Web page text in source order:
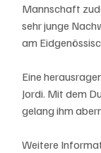
Mannschaft
sehr junge
am
Eine
Jordi. Mit dem
gelang ihm
Weitere